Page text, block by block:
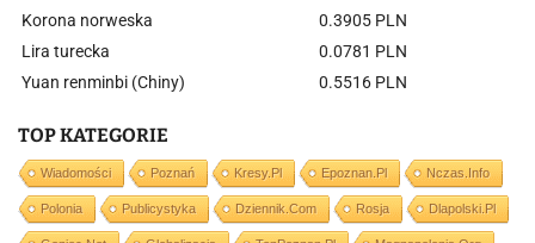
Korona norweska
0.3905 PLN
Lira turecka
0.0781 PLN
Yuan renminbi (Chiny)
0.5516 PLN
TOP KATEGORIE
Wiadomości Poznań Kresy.pl Epoznan.pl Nczas.info
Polonia Publicystyka Dziennik.com Rosja Dlapolski.pl